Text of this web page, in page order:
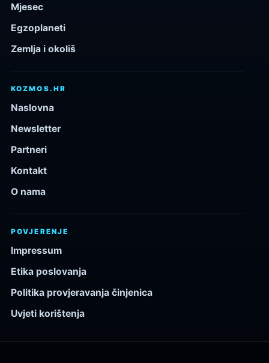
Mjesec
Egzoplaneti
Zemlja i okoliš
KOZMOS.HR
Naslovna
Newsletter
Partneri
Kontakt
O nama
POVJERENJE
Impressum
Etika poslovanja
Politika provjeravanja činjenica
Uvjeti korištenja